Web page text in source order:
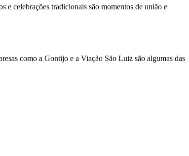
e celebrações tradicionais são momentos de união e
como a Gontijo e a Viação São Luiz são algumas das